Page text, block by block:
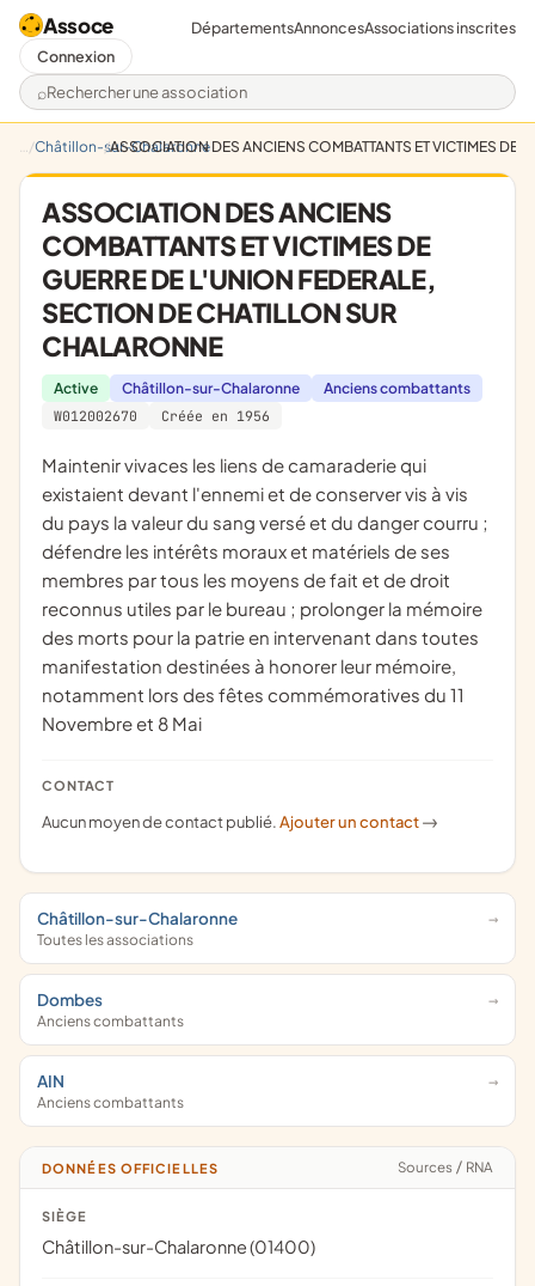
Assoce
Rechercher une association
DépartementsAnnoncesAssociations inscrites
Connexion
Châtillon-sur-Chalaronne
ASSOCIATION DES ANCIENS COMBATTANTS ET VICTIMES DE
ASSOCIATION DES ANCIENS
COMBATTANTS ET VICTIMES DE
GUERRE DE L'UNION FEDERALE,
SECTION DE CHATILLON SUR
CHALARONNE
Active Châtillon-sur-Chalaronne
Anciens combattants
W012002670
Créée en 1956
maintenir vivaces les liens de camaraderie qui
existaient devant l'ennemi et de conserver vis à vis
du pays la valeur du sang versé et du danger courru ;
défendre les intérêts moraux et matériels de ses
membres par tous les moyens de fait et de droit
reconnus utiles par le bureau ; prolonger la mémoire
des morts pour la patrie en intervenant dans toutes
manifestation destinées à honorer leur mémoire,
notamment lors des fêtes commémoratives du 11
Novembre et 8 Mai
CONTACT
Aucun moyen de contact publié.Ajouter un contact ->
Châtillon-sur-Chalaronne
Toutes les associations
Dombes
Anciens combattants
AIN
Anciens combattants
DONNÉES OFFICIELLES Sources / RNA
SIÈGE
Châtillon-sur-Chalaronne (01400)